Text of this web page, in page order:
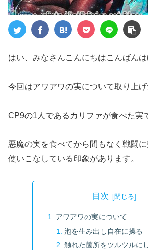
はい、みなさんこんにちはこんばんは
今回はアワアワの実について取り上げ
CP9の1人であるカリファが食べた実
悪魔の実を食べてから間もなく戦闘
使いこなしている印象があります。
目次
アワアワの実について
泡を生み出し自在に操る
触れた箇所をツルツルに